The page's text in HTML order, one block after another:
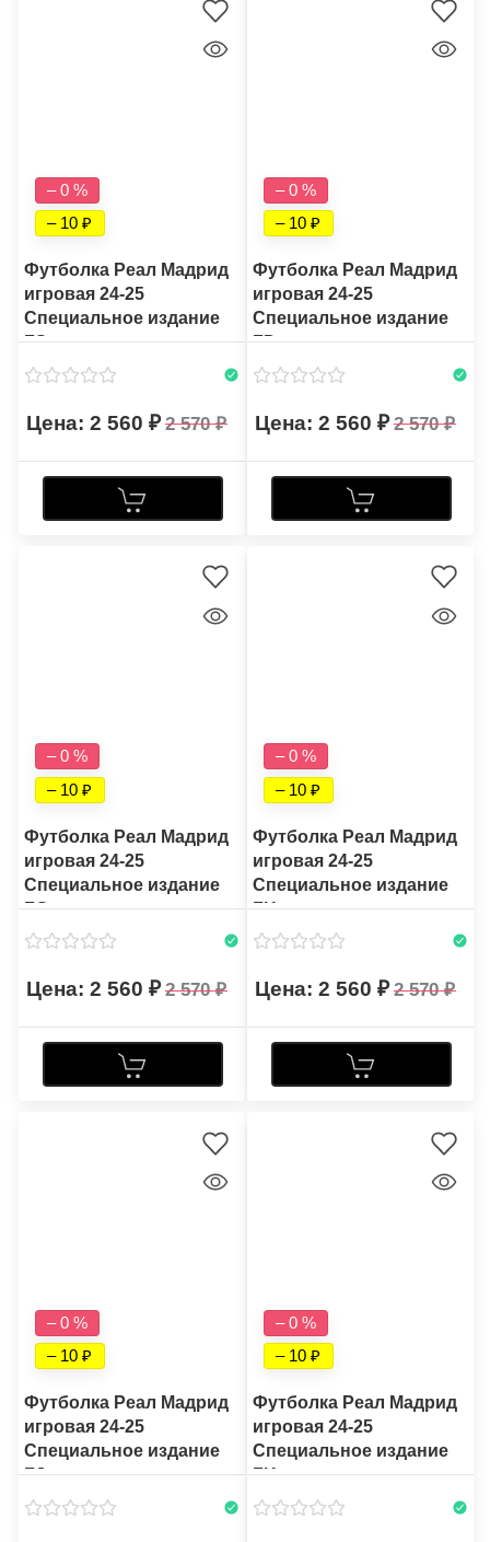
– 0 %
– 10
Футболка Реал Мадрид
игровая 24-25
Специальное издание
FS
2 560 2 570
– 0 %
– 10
Футболка Реал Мадрид
игровая 24-25
Специальное издание
FD
2 560 2 570
– 0 %
– 10
Футболка Реал Мадрид
игровая 24-25
Специальное издание
FG
2 560 2 570
– 0 %
– 10
Футболка Реал Мадрид
игровая 24-25
Специальное издание
FH
2 560 2 570
– 0 %
– 10
Футболка Реал Мадрид
игровая 24-25
Специальное издание
FJ
– 0 %
– 10
Футболка Реал Мадрид
игровая 24-25
Специальное издание
FK